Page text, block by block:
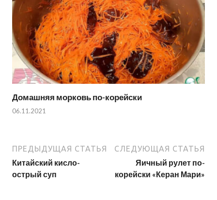
Домашняя морковь по-корейски
06.11.2021
ПРЕДЫДУЩАЯ СТАТЬЯ
Китайский кисло-
острый суп
СЛЕДУЮЩАЯ СТАТЬЯ
Яичный рулет по-
корейски «Керан Мари»